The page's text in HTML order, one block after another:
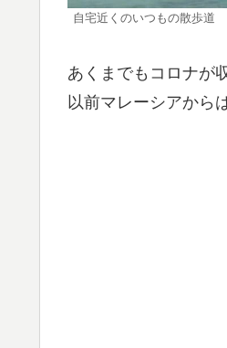
自宅近くのいつもの散歩道
あくまでもコロナが
以前マレーシアから